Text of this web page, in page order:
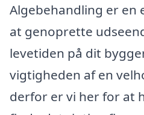
Algebehandling er en
at genoprette
levetiden på dit
vigtigheden af en
derfor er vi her for at